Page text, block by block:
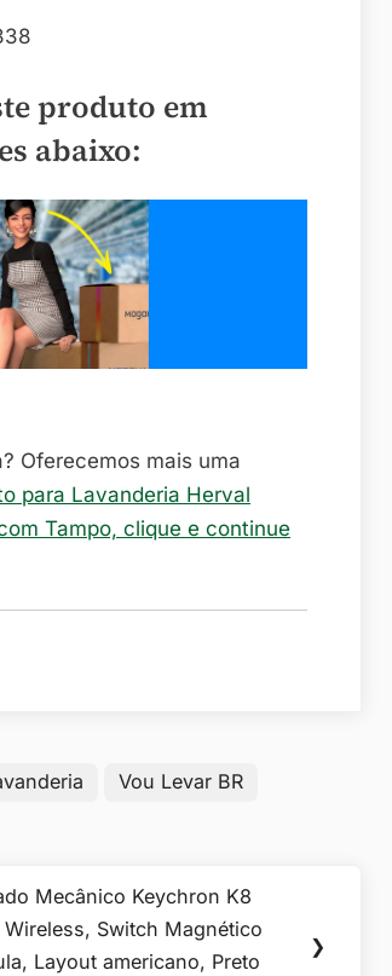
produto em
abaixo:
Oferecemos mais uma
para Lavanderia Herval
Tampo, clique e continue
Vou Levar BR
Mecânico Keychron K8
Wireless, Switch Magnético
Layout americano, Preto
❯